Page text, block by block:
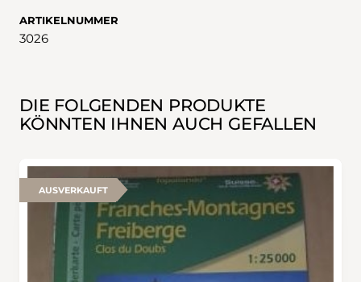
ARTIKELNUMMER
3026
DIE FOLGENDEN PRODUKTE
KÖNNTEN IHNEN AUCH GEFALLEN
AUSVERKAUFT